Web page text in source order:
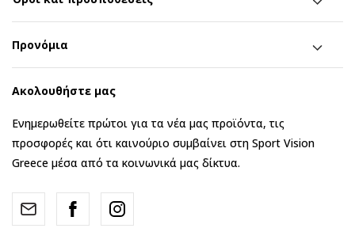
Προνόμια
Ακολουθήστε μας
Ενημερωθείτε πρώτοι για τα νέα μας προϊόντα, τις
προσφορές και ότι καινούριο συμβαίνει στη Sport Vision
Greece μέσα από τα κοινωνικά μας δίκτυα.